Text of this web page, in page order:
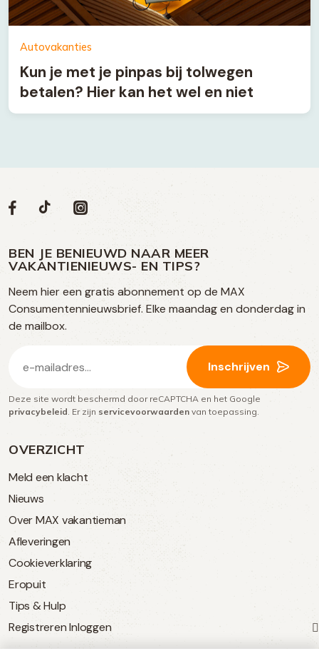
Autovakanties
Kun je met je pinpas bij tolwegen
betalen? Hier kan het wel en niet
OVERZICHT
Meld een klacht
Nieuws
Over MAX vakantieman
Afleveringen
Cookieverklaring
Eropuit
Tips & Hulp
Registreren Inloggen
Volg
op
social
media
Social
Volg
op
Facebook
Volg
op
TikTok
Volg
op
Instagram
BEN JE BENIEUWD NAAR MEER
VAKANTIENIEUWS- EN TIPS?
Neem hier een gratis abonnement op de MAX
Consumentennieuwsbrief. Elke maandag en donderdag in
de mailbox.
mailadres
(Vereist)
Inschrijven
Deze site wordt beschermd door reCAPTCHA en het Google
privacybeleid . Er zijn servicevoorwaarden van toepassing.